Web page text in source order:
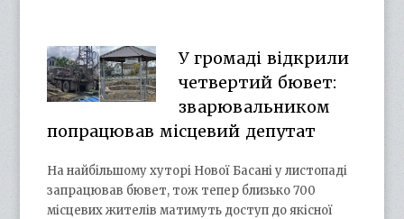
У громаді відкрили
четвертий бювет:
зварювальником
попрацював місцевий депутат
На найбільшому хуторі Нової Басані у листопаді
запрацював бювет, тож тепер близько 700
місцевих жителів матимуть доступ до якісної